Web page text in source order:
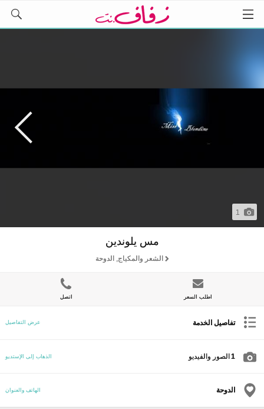
1
مس يلوندين
الشعر والمكياج, الدوحة
اطلب السعر اتصل
تفاصيل الخدمة عرض التفاصيل
1 الصور والفيديو الذهاب إلى الإستديو
الدوحة الهاتف والعنوان